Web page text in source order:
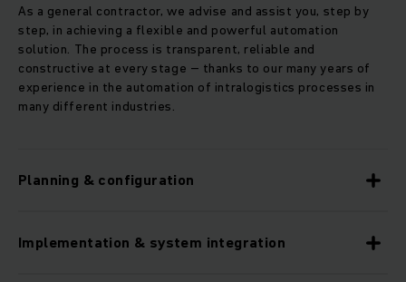
As a general contractor, we advise and assist you, step by
step, in achieving a flexible and powerful automation
solution. The process is transparent, reliable and
constructive at every stage – thanks to our many years of
experience in the automation of intralogistics processes in
many different industries.
Planning & configuration
Implementation & system integration